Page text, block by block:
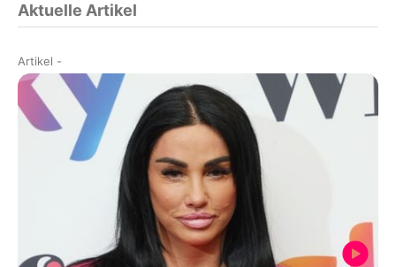
Aktuelle Artikel
Artikel -